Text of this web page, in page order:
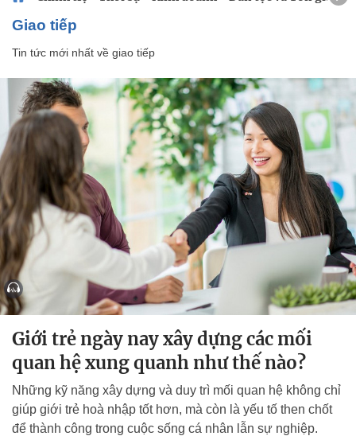
giao tiếp
Tin tức mới nhất về giao tiếp
Giới trẻ ngày nay xây dựng các mối
quan hệ xung quanh như thế nào?
Những kỹ năng xây dựng và duy trì mối quan hệ không chỉ
giúp giới trẻ hoà nhập tốt hơn, mà còn là yếu tố then chốt
để thành công trong cuộc sống cá nhân lẫn sự nghiệp.